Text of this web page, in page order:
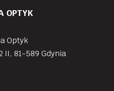
OPTYK
Optyk
II, 81-589 Gdynia